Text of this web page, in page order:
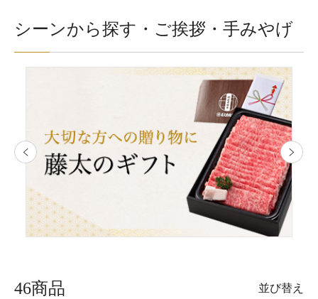
シーンから探す・ご挨拶・手みやげ
46商品 並び替え